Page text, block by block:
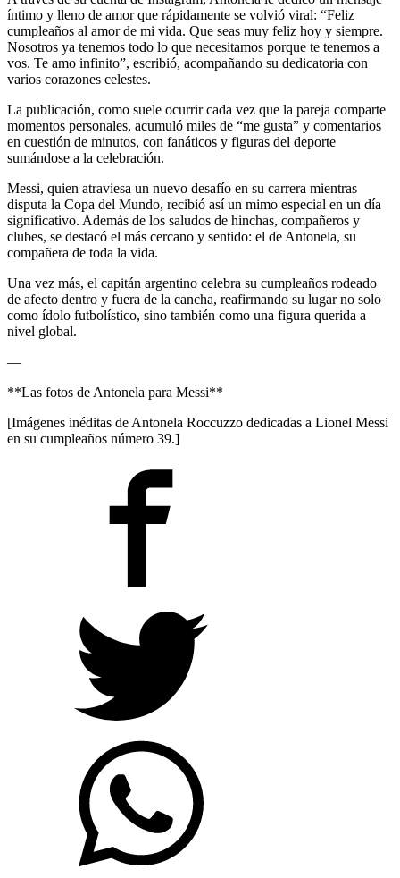
íntimo y lleno de amor que rápidamente se volvió viral: “Feliz
cumpleaños al amor de mi vida. Que seas muy feliz hoy y siempre.
Nosotros ya tenemos todo lo que necesitamos porque te tenemos a
vos. Te amo infinito”, escribió, acompañando su dedicatoria con
varios corazones celestes.
La publicación, como suele ocurrir cada vez que la pareja comparte
momentos personales, acumuló miles de “me gusta” y comentarios
en cuestión de minutos, con fanáticos y figuras del deporte
sumándose a la celebración.
Messi, quien atraviesa un nuevo desafío en su carrera mientras
disputa la Copa del Mundo, recibió así un mimo especial en un día
significativo. Además de los saludos de hinchas, compañeros y
clubes, se destacó el más cercano y sentido: el de Antonela, su
compañera de toda la vida.
Una vez más, el capitán argentino celebra su cumpleaños rodeado
de afecto dentro y fuera de la cancha, reafirmando su lugar no solo
como ídolo futbolístico, sino también como una figura querida a
nivel global.
—
**Las fotos de Antonela para Messi**
[Imágenes inéditas de Antonela Roccuzzo dedicadas a Lionel Messi
en su cumpleaños número 39.]